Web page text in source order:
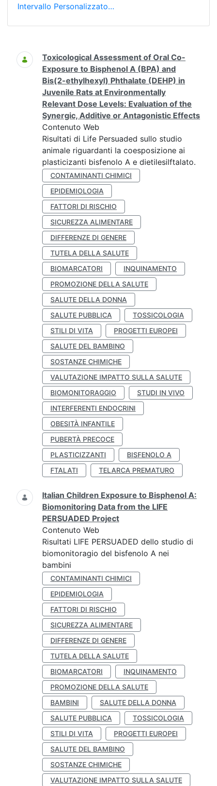
Intervallo Personalizzato…
Ricerca
Toxicological Assessment of Oral Co-
Exposure to Bisphenol A (BPA) and
Bis(2-ethylhexyl) Phthalate (DEHP) in
Juvenile Rats at Environmentally
Relevant Dose Levels: Evaluation of the
Synergic, Additive or Antagonistic Effects
Contenuto Web
Risultati di Life Persuaded sullo studio
animale riguardanti la coesposizione ai
plasticizanti bisfenolo A e dietilesilftalato.
CONTAMINANTI CHIMICI
EPIDEMIOLOGIA
FATTORI DI RISCHIO
SICUREZZA ALIMENTARE
DIFFERENZE DI GENERE
TUTELA DELLA SALUTE
BIOMARCATORI
INQUINAMENTO
PROMOZIONE DELLA SALUTE
SALUTE DELLA DONNA
SALUTE PUBBLICA
TOSSICOLOGIA
STILI DI VITA
PROGETTI EUROPEI
SALUTE DEL BAMBINO
SOSTANZE CHIMICHE
VALUTAZIONE IMPATTO SULLA SALUTE
BIOMONITORAGGIO
STUDI IN VIVO
INTERFERENTI ENDOCRINI
OBESITÀ INFANTILE
PUBERTÀ PRECOCE
PLASTICIZZANTI
BISFENOLO A
FTALATI
TELARCA PREMATURO
Italian Children Exposure to Bisphenol A:
Biomonitoring Data from the LIFE
PERSUADED Project
Contenuto Web
Risultati LIFE PERSUADED dello studio di
biomonitoragio del bisfenolo A nei
bambini
CONTAMINANTI CHIMICI
EPIDEMIOLOGIA
FATTORI DI RISCHIO
SICUREZZA ALIMENTARE
DIFFERENZE DI GENERE
TUTELA DELLA SALUTE
BIOMARCATORI
INQUINAMENTO
PROMOZIONE DELLA SALUTE
BAMBINI
SALUTE DELLA DONNA
SALUTE PUBBLICA
TOSSICOLOGIA
STILI DI VITA
PROGETTI EUROPEI
SALUTE DEL BAMBINO
SOSTANZE CHIMICHE
VALUTAZIONE IMPATTO SULLA SALUTE